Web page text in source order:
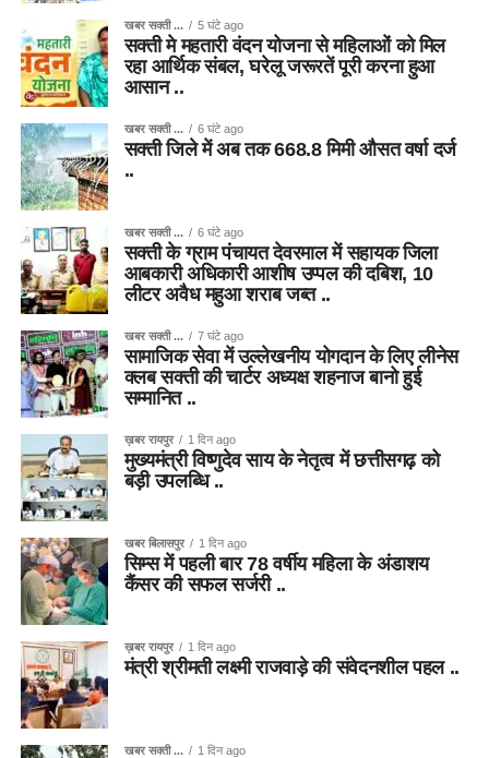
खबर सक्ती ... 5 घंटे ago
सक्ती मे महतारी वंदन योजना से महिलाओं को मिल
रहा आर्थिक संबल, घरेलू जरूरतें पूरी करना हुआ
आसान ..
खबर सक्ती ... 6 घंटे ago
सक्ती जिले में अब तक 668.8 मिमी औसत वर्षा दर्ज
..
खबर सक्ती ... 6 घंटे ago
सक्ती के ग्राम पंचायत देवरमाल में सहायक जिला
आबकारी अधिकारी आशीष उप्पल की दबिश, 10
लीटर अवैध महुआ शराब जब्त ..
खबर सक्ती ... 7 घंटे ago
सामाजिक सेवा में उल्लेखनीय योगदान के लिए लीनेस
क्लब सक्ती की चार्टर अध्यक्ष शहनाज बानो हुई
सम्मानित ..
ख़बर रायपुर 1 दिन ago
मुख्यमंत्री विष्णुदेव साय के नेतृत्व में छत्तीसगढ़ को
बड़ी उपलब्धि ..
खबर बिलासपुर 1 दिन ago
सिम्स में पहली बार 78 वर्षीय महिला के अंडाशय
कैंसर की सफल सर्जरी ..
ख़बर रायपुर 1 दिन ago
मंत्री श्रीमती लक्ष्मी राजवाड़े की संवेदनशील पहल ..
खबर सक्ती ... 1 दिन ago